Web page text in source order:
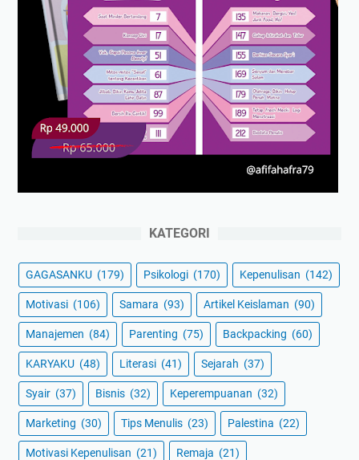
KATEGORI
GAGASANKU (179) Psikologi (170) Kepenulisan (142)
Motivasi (106) Samara (93) Artikel Keislaman (90)
Manajemen (84) Parenting (75) Backpacking (60)
KARYAKU (48) Literasi (41) Sejarah (37)
Syair (37) Bisnis (32) Keperempuanan (32)
Marketing (30) Tips Menulis (23) Palestina (22)
Motivasi Kepenulisan (21) Remaja (21)